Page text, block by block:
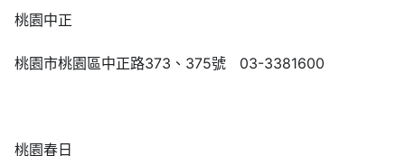
桃園中正
桃園市桃園區中正路373、375號 03-3381600
桃園春日